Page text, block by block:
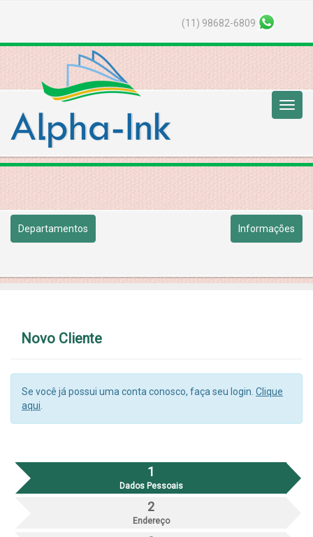
(11) 98682-6809
Menu
Departamentos Informações
Novo Cliente
Se você já possui uma conta conosco, faça seu login. Clique
aqui
1
Dados Pessoais
2
Endereço